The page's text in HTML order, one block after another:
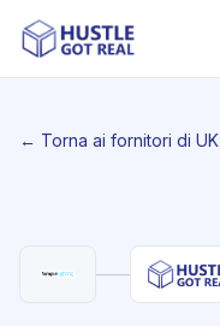
← Torna ai fornitori di UK